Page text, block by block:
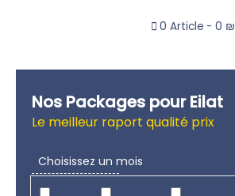
0 Article 0 ₪
Nos Packages pour Eilat
Le meilleur raport qualité prix
Choisissez un mois